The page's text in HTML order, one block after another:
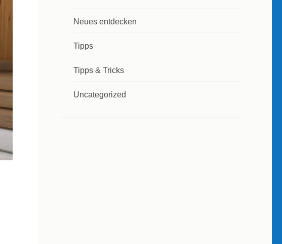
Neues entdecken
Tipps
Tipps & Tricks
Uncategorized